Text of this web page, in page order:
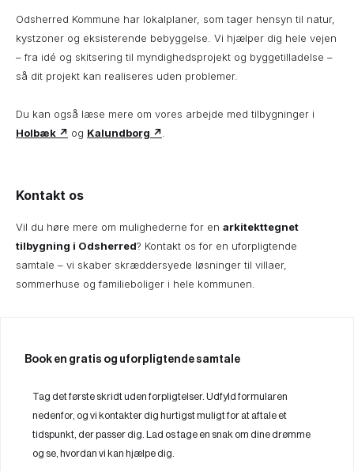
Odsherred Kommune har lokalplaner, som tager hensyn til natur,
kystzoner og eksisterende bebyggelse. Vi hjælper dig hele vejen
– fra idé og skitsering til myndighedsprojekt og byggetilladelse –
så dit projekt kan realiseres uden problemer.
Du kan også læse mere om vores arbejde med tilbygninger i
Holbæk ↗ og Kalundborg ↗.
Kontakt os
Vil du høre mere om mulighederne for en arkitekttegnet
tilbygning i Odsherred? Kontakt os for en uforpligtende
samtale – vi skaber skræddersyede løsninger til villaer,
sommerhuse og familieboliger i hele kommunen.
Book en gratis og uforpligtende samtale
Tag det første skridt uden forpligtelser. Udfyld formularen
nedenfor, og vi kontakter dig hurtigst muligt for at aftale et
tidspunkt, der passer dig. Lad os tage en snak om dine drømme
og se, hvordan vi kan hjælpe dig.